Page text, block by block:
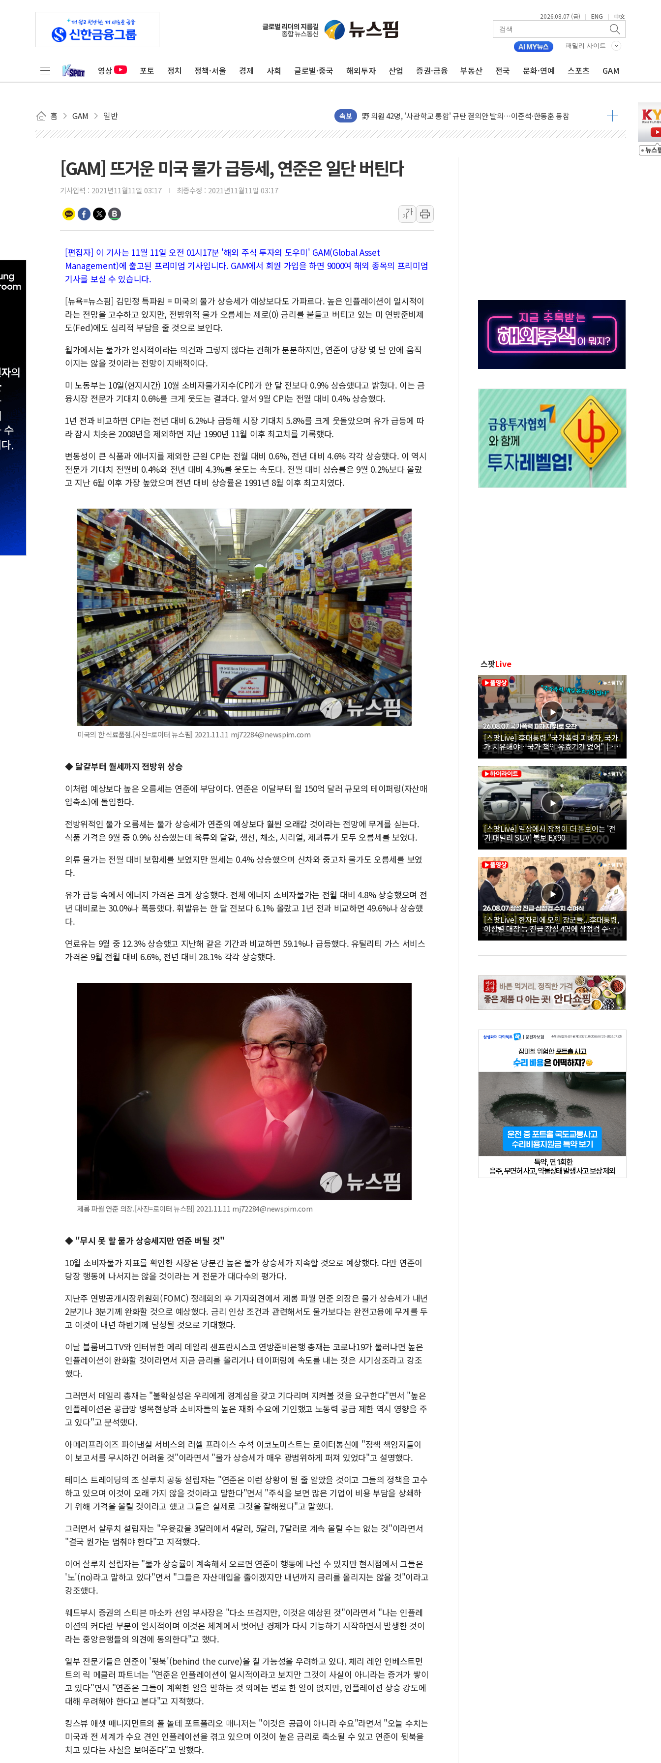
2026.08.07 (금) | ENG | 中文
패밀리 사이트
영상 포토 정치 정책·서울 경제 사회 글로벌·중국 해외투자 산업 증권·금융 부동산 전국 문화·연예 스포츠 GAM
홈 GAM 일반 속보
SK하이닉스, 주주환원 속도…"3분기 추가 방안 발표"
野 의원 42명, '사관학교 통합' 규탄 결의안 발의…이준석·한동훈 동참
IPARK현대산업개발, 노원구 어르신에 삼계탕 배식 봉사
현대해상, 유튜브 양육 콘텐츠 '소셜아이어워드' 대상 수상
[컨콜] 롯데케미칼, "LPG 투입 비중 37%…하반기 확대 추진"
서울 노원 40.2도…8년 만에 서울서 40도 넘어
한전, 한전기술지주 출범…에너지 유니콘기업 본격 육성
SK하이닉스, 용인·청주에 54조 투자…D램·낸드 동시 증설
[중국증시 마감] CPO∙PCB∙CRO가 이끈 '기술주 상승장'
[ETF 시황] 2차전지 ETF 급등, SK하이닉스 레버리지는 급락
통합위, 'AI 포용사회'·'청년 자산격차 해소' 특위 출범…"소외되는 계층 없도록"
코웨이, 2분기 영업익 2532억…신제품 효과에 실적 호조
[마감시황] 코스피, 7주 연속 하락…외국인 매도에 6258.77
중수청 임용설명회에 검사 110명 등 1100명 참석...인사·처우 관심
[GAM] 뜨거운 미국 물가 급등세, 연준은 일단 버틴다
기사입력 : 2021년11월11일 03:17 최종수정 : 2021년11월11일 03:17
가
가
[편집자] 이 기사는 11월 11일 오전 01시17분 '해외 주식 투자의 도우미' GAM(Global Asset
Management)에 출고된 프리미엄 기사입니다. GAM에서 회원 가입을 하면 9000여 해외 종목의 프리미엄
기사를 보실 수 있습니다.
[뉴욕=뉴스핌] 김민정 특파원 = 미국의 물가 상승세가 예상보다도 가파르다. 높은 인플레이션이 일시적이
라는 전망을 고수하고 있지만, 전방위적 물가 오름세는 제로(0) 금리를 붙들고 버티고 있는 미 연방준비제
도(Fed)에도 심리적 부담을 줄 것으로 보인다.
월가에서는 물가가 일시적이라는 의견과 그렇지 않다는 견해가 분분하지만, 연준이 당장 몇 달 안에 움직
이지는 않을 것이라는 전망이 지배적이다.
미 노동부는 10일(현지시간) 10월 소비자물가지수(CPI)가 한 달 전보다 0.9% 상승했다고 밝혔다. 이는 금
융시장 전문가 기대치 0.6%를 크게 웃도는 결과다. 앞서 9월 CPI는 전월 대비 0.4% 상승했다.
1년 전과 비교하면 CPI는 전년 대비 6.2%나 급등해 시장 기대치 5.8%를 크게 웃돌았으며 유가 급등에 따
라 잠시 치솟은 2008년을 제외하면 지난 1990년 11월 이후 최고치를 기록했다.
변동성이 큰 식품과 에너지를 제외한 근원 CPI는 전월 대비 0.6%, 전년 대비 4.6% 각각 상승했다. 이 역시
전문가 기대치 전월비 0.4%와 전년 대비 4.3%를 웃도는 속도다. 전월 대비 상승률은 9월 0.2%보다 올랐
고 지난 6월 이후 가장 높았으며 전년 대비 상승률은 1991년 8월 이후 최고치였다.
미국의 한 식료품점.[사진=로이터 뉴스핌] 2021.11.11 mj72284@newspim.com
◆ 달걀부터 월세까지 전방위 상승
이처럼 예상보다 높은 오름세는 연준에 부담이다. 연준은 이달부터 월 150억 달러 규모의 테이퍼링(자산매
입축소)에 돌입한다.
전방위적인 물가 오름세는 물가 상승세가 연준의 예상보다 훨씬 오래갈 것이라는 전망에 무게를 싣는다.
식품 가격은 9월 중 0.9% 상승했는데 육류와 달걀, 생선, 채소, 시리얼, 제과류가 모두 오름세를 보였다.
의류 물가는 전월 대비 보합세를 보였지만 월세는 0.4% 상승했으며 신차와 중고차 물가도 오름세를 보였
다.
유가 급등 속에서 에너지 가격은 크게 상승했다. 전체 에너지 소비자물가는 전월 대비 4.8% 상승했으며 전
년 대비로는 30.0%나 폭등했다. 휘발유는 한 달 전보다 6.1% 올랐고 1년 전과 비교하면 49.6%나 상승했
다.
연료유는 9월 중 12.3% 상승했고 지난해 같은 기간과 비교하면 59.1%나 급등했다. 유틸리티 가스 서비스
가격은 9월 전월 대비 6.6%, 전년 대비 28.1% 각각 상승했다.
제롬 파월 연준 의장.[사진=로이터 뉴스핌] 2021.11.11 mj72284@newspim.com
◆ "무시 못 할 물가 상승세지만 연준 버틸 것"
10월 소비자물가 지표를 확인한 시장은 당분간 높은 물가 상승세가 지속할 것으로 예상했다. 다만 연준이
당장 행동에 나서지는 않을 것이라는 게 전문가 대다수의 평가다.
지난주 연방공개시장위원회(FOMC) 정례회의 후 기자회견에서 제롬 파월 연준 의장은 물가 상승세가 내년
2분기나 3분기께 완화할 것으로 예상했다. 금리 인상 조건과 관련해서도 물가보다는 완전고용에 무게를 두
고 이것이 내년 하반기께 달성될 것으로 기대했다.
이날 블룸버그TV와 인터뷰한 메리 데일리 샌프란시스코 연방준비은행 총재는 코로나19가 물러나면 높은
인플레이션이 완화할 것이라면서 지금 금리를 올리거나 테이퍼링에 속도를 내는 것은 시기상조라고 강조
했다.
그러면서 데일리 총재는 "불확실성은 우리에게 경계심을 갖고 기다리며 지켜볼 것을 요구한다"면서 "높은
인플레이션은 공급망 병목현상과 소비자들의 높은 재화 수요에 기인했고 노동력 공급 제한 역시 영향을 주
고 있다"고 분석했다.
아메리프라이즈 파이낸셜 서비스의 러셀 프라이스 수석 이코노미스트는 로이터통신에 "정책 책임자들이
이 보고서를 무시하긴 어려울 것"이라면서 "물가 상승세가 매우 광범위하게 퍼져 있었다"고 설명했다.
테미스 트레이딩의 조 살루치 공동 설립자는 "연준은 이런 상황이 될 줄 알았을 것이고 그들의 정책을 고수
하고 있으며 이것이 오래 가지 않을 것이라고 말한다"면서 "주식을 보면 많은 기업이 비용 부담을 상쇄하
기 위해 가격을 올릴 것이라고 했고 그들은 실제로 그것을 잘해왔다"고 말했다.
그러면서 살루치 설립자는 "우윳값을 3달러에서 4달러, 5달러, 7달러로 계속 올릴 수는 없는 것"이라면서
"결국 뭔가는 멈춰야 한다"고 지적했다.
이어 살루치 설립자는 "물가 상승률이 계속해서 오르면 연준이 행동에 나설 수 있지만 현시점에서 그들은
'노'(no)라고 말하고 있다"면서 "그들은 자산매입을 줄이겠지만 내년까지 금리를 올리지는 않을 것"이라고
강조했다.
웨드부시 증권의 스티븐 마소카 선임 부사장은 "다소 뜨겁지만, 이것은 예상된 것"이라면서 "나는 인플레
이션의 커다란 부분이 일시적이며 이것은 체계에서 벗어난 경제가 다시 기능하기 시작하면서 발생한 것이
라는 중앙은행들의 의견에 동의한다"고 했다.
일부 전문가들은 연준이 '뒷북'(behind the curve)을 칠 가능성을 우려하고 있다. 체리 레인 인베스트먼
트의 릭 메클러 파트너는 "연준은 인플레이션이 일시적이라고 보지만 그것이 사실이 아니라는 증거가 쌓이
고 있다"면서 "연준은 그들이 계획한 일을 말하는 것 외에는 별로 한 일이 없지만, 인플레이션 상승 강도에
대해 우려해야 한다고 본다"고 지적했다.
킹스뷰 애셋 매니지먼트의 폴 놀테 포트폴리오 매니저는 "이것은 공급이 아니라 수요"라면서 "오늘 수치는
미국과 전 세계가 수요 견인 인플레이션을 겪고 있으며 이것이 높은 금리로 축소될 수 있고 연준이 뒷북을
치고 있다는 사실을 보여준다"고 말했다.
스팟Live
[스팟Live] 李대통령 "국가폭력 피해자, 국가
가 치유해야…국가 책임 유효기간 없어"｜
26.08.07 국가폭력 피해자 위로 오찬
[스팟Live] 일상에서 장점이 더 돋보이는 '전
기 패밀리 SUV' 볼보 EX90
[스팟Live] 한자리에 모인 장군들...李대통령,
이상렬 대장 등 진급 장성 4명에 삼정검 수치
직접 수여｜26.08.07 장성 진급·삼정검 수치